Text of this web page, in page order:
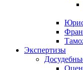
Экспертизы